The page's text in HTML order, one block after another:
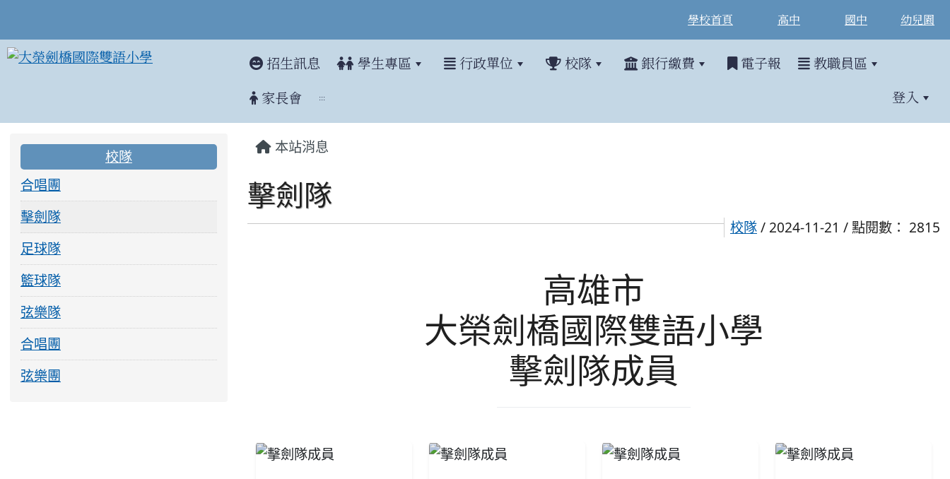
學校首頁 高中 國中 幼兒園
招生訊息 學生專區 行政單位 校隊 銀行繳費 電子報 教職員區
家長會 ::: 登入
本站消息
擊劍隊
校隊/ 2024-11-21 / 點閱數： 2815
高雄市
大榮劍橋國際雙語小學
擊劍隊成員
校隊
合唱團
擊劍隊
足球隊
籃球隊
弦樂隊
合唱團
弦樂團